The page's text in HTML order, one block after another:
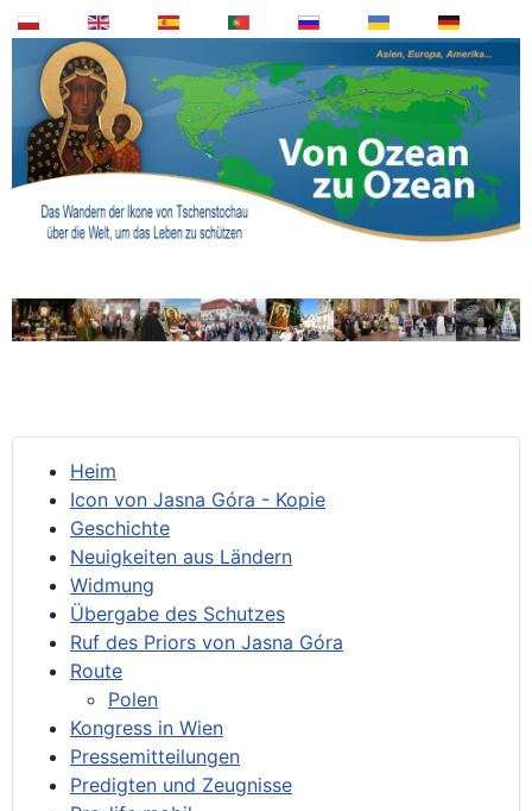
Heim
Icon von Jasna Góra - Kopie
Geschichte
Neuigkeiten aus Ländern
Widmung
Übergabe des Schutzes
Ruf des Priors von Jasna Góra
Route
Polen
Kongress in Wien
Pressemitteilungen
Predigten und Zeugnisse